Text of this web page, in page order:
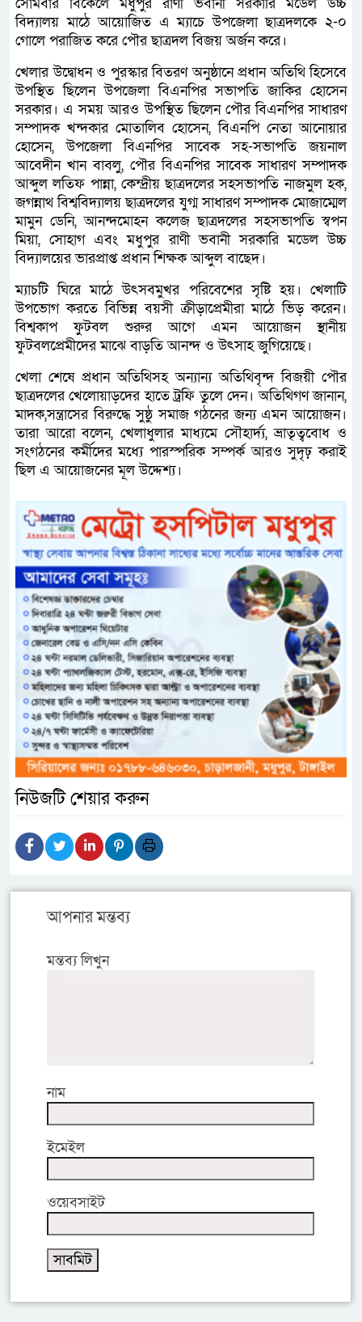
সোমবার বিকেলে মধুপুর রাণী ভবানী সরকারি মডেল উচ্চ
বিদ্যালয় মাঠে আয়োজিত এ ম্যাচে উপজেলা ছাত্রদলকে ২-০
গোলে পরাজিত করে পৌর ছাত্রদল বিজয় অর্জন করে।
খেলার উদ্বোধন ও পুরস্কার বিতরণ অনুষ্ঠানে প্রধান অতিথি হিসেবে
উপস্থিত ছিলেন উপজেলা বিএনপির সভাপতি জাকির হোসেন
সরকার। এ সময় আরও উপস্থিত ছিলেন পৌর বিএনপির সাধারণ
সম্পাদক খন্দকার মোতালিব হোসেন, বিএনপি নেতা আনোয়ার
হোসেন, উপজেলা বিএনপির সাবেক সহ-সভাপতি জয়নাল
আবেদীন খান বাবলু, পৌর বিএনপির সাবেক সাধারণ সম্পাদক
আব্দুল লতিফ পান্না, কেন্দ্রীয় ছাত্রদলের সহসভাপতি নাজমুল হক,
জগন্নাথ বিশ্ববিদ্যালয় ছাত্রদলের যুগ্ম সাধারণ সম্পাদক মোজাম্মেল
মামুন ডেনি, আনন্দমোহন কলেজ ছাত্রদলের সহসভাপতি স্বপন
মিয়া, সোহাগ এবং মধুপুর রাণী ভবানী সরকারি মডেল উচ্চ
বিদ্যালয়ের ভারপ্রাপ্ত প্রধান শিক্ষক আব্দুল বাছেদ।
ম্যাচটি ঘিরে মাঠে উৎসবমুখর পরিবেশের সৃষ্টি হয়। খেলাটি
উপভোগ করতে বিভিন্ন বয়সী ক্রীড়াপ্রেমীরা মাঠে ভিড় করেন।
বিশ্বকাপ ফুটবল শুরুর আগে এমন আয়োজন স্থানীয়
ফুটবলপ্রেমীদের মাঝে বাড়তি আনন্দ ও উৎসাহ জুগিয়েছে।
খেলা শেষে প্রধান অতিথিসহ অন্যান্য অতিথিবৃন্দ বিজয়ী পৌর
ছাত্রদলের খেলোয়াড়দের হাতে ট্রফি তুলে দেন। অতিথিগণ জানান,
মাদক,সন্ত্রাসের বিরুদ্ধে সুষ্ঠু সমাজ গঠনের জন্য এমন আয়োজন।
তারা আরো বলেন, খেলাধুলার মাধ্যমে সৌহার্দ্য, ভ্রাতৃত্ববোধ ও
সংগঠনের কর্মীদের মধ্যে পারস্পরিক সম্পর্ক আরও সুদৃঢ় করাই
ছিল এ আয়োজনের মূল উদ্দেশ্য।
নিউজটি শেয়ার করুন
আপনার মন্তব্য
মন্তব্য লিখুন
নাম
ইমেইল
ওয়েবসাইট